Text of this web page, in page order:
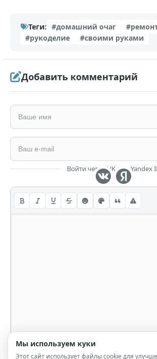
Теги: #домашний очаг
#рукоделие
#своими руками
Добавить комментарий
Войти через VK или Yandex
Мы используем куки
Этот сайт использует файлы cookie для